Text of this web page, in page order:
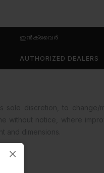
×
ഇൻക്വൈർ
AUTHORIZED DEALERS